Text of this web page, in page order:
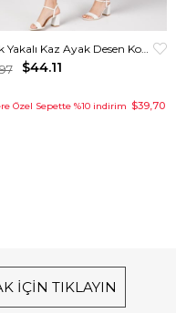
Erkek Yakalı Kaz Ayak Desen Kombinli Pantolon Ceket Takım Siyah
$44.11
Özel Sepette %10 indirim $39,70
İÇİN TIKLAYIN